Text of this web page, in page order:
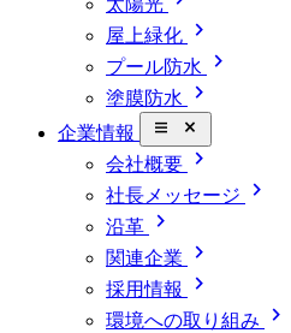
屋上緑化 chevron_right
プール防水 chevron_right
塗膜防水 chevron_right
企業情報 close_small
会社概要 chevron_right
社長メッセージ chevron_right
沿革 chevron_right
関連企業 chevron_right
採用情報 chevron_right
環境への取り組み chevron_right